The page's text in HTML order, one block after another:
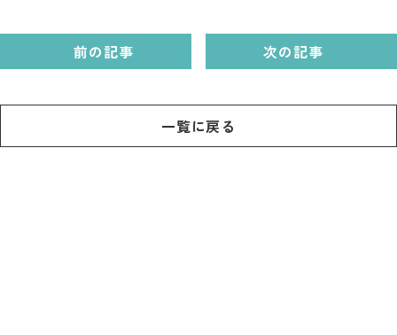
前の記事
一覧に戻る
次の記事